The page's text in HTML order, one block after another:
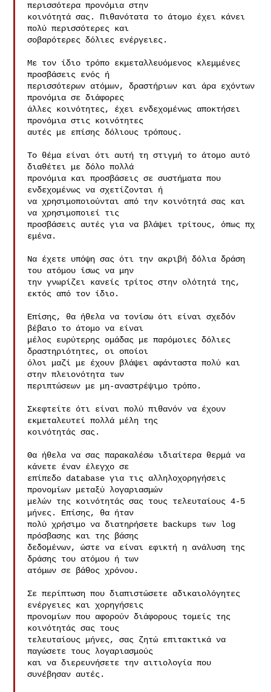
περισσότερα προνόμια στην
κοινότητά σας. Πιθανότατα το άτομο έχει κάνει
πολύ περισσότερες και
σοβαρότερες δόλιες ενέργειες.
Με τον ίδιο τρόπο εκμεταλλευόμενος κλεμμένες
προσβάσεις ενός ή
περισσότερων ατόμων, δραστήριων και άρα εχόντων
προνόμια σε διάφορες
άλλες κοινότητες, έχει ενδεχομένως αποκτήσει
προνόμια στις κοινότητες
αυτές με επίσης δόλιους τρόπους.
Το θέμα είναι ότι αυτή τη στιγμή το άτομο αυτό
διαθέτει με δόλο πολλά
προνόμια και προσβάσεις σε συστήματα που
ενδεχομένως να σχετίζονται ή
να χρησιμοποιούνται από την κοινότητά σας και
να χρησιμοποιεί τις
προσβάσεις αυτές για να βλάψει τρίτους, όπως πχ
εμένα.
Να έχετε υπόψη σας ότι την ακριβή δόλια δράση
του ατόμου ίσως να μην
την γνωρίζει κανείς τρίτος στην ολότητά της,
εκτός από τον ίδιο.
Επίσης, θα ήθελα να τονίσω ότι είναι σχεδόν
βέβαιο το άτομο να είναι
μέλος ευρύτερης ομάδας με παρόμοιες δόλιες
δραστηριότητες, οι οποίοι
όλοι μαζί με έχουν βλάψει αφάνταστα πολύ και
στην πλειονότητα των
περιπτώσεων με μη-αναστρέψιμο τρόπο.
Σκεφτείτε ότι είναι πολύ πιθανόν να έχουν
εκμεταλευτεί πολλά μέλη της
κοινότητάς σας.
Θα ήθελα να σας παρακαλέσω ιδιαίτερα θερμά να
κάνετε έναν έλεγχο σε
επίπεδο database για τις αλληλοχορηγήσεις
προνομίων μεταξύ λογαριασμών
μελών της κοινότητάς σας τους τελευταίους 4-5
μήνες. Επίσης, θα ήταν
πολύ χρήσιμο να διατηρήσετε backups των log
πρόσβασης και της βάσης
δεδομένων, ώστε να είναι εφικτή η ανάλυση της
δράσης του ατόμου ή των
ατόμων σε βάθος χρόνου.
Σε περίπτωση που διαπιστώσετε αδικαιολόγητες
ενέργειες και χορηγήσεις
προνομίων που αφορούν διάφορους τομείς της
κοινότητάς σας τους
τελευταίους μήνες, σας ζητώ επιτακτικά να
παγώσετε τους λογαριασμούς
και να διερευνήσετε την αιτιολογία που
συνέβησαν αυτές.